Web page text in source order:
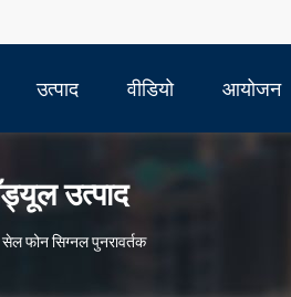
उत्पाद वीडियो आयोजन
उत्पाद
सेल फोन सिग्नल पुनरावर्तक